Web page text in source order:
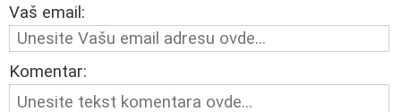
Vaš email:
Komentar: